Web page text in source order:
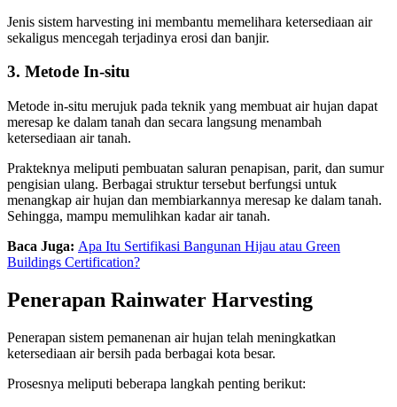
Jenis sistem harvesting ini membantu memelihara ketersediaan air
sekaligus mencegah terjadinya erosi dan banjir.
3. Metode In-situ
Metode in-situ merujuk pada teknik yang membuat air hujan dapat
meresap ke dalam tanah dan secara langsung menambah
ketersediaan air tanah.
Prakteknya meliputi pembuatan saluran penapisan, parit, dan sumur
pengisian ulang. Berbagai struktur tersebut berfungsi untuk
menangkap air hujan dan membiarkannya meresap ke dalam tanah.
Sehingga, mampu memulihkan kadar air tanah.
Baca Juga: Apa Itu Sertifikasi Bangunan Hijau atau Green
Buildings Certification?
Penerapan Rainwater Harvesting
Penerapan sistem pemanenan air hujan telah meningkatkan
ketersediaan air bersih pada berbagai kota besar.
Prosesnya meliputi beberapa langkah penting berikut: